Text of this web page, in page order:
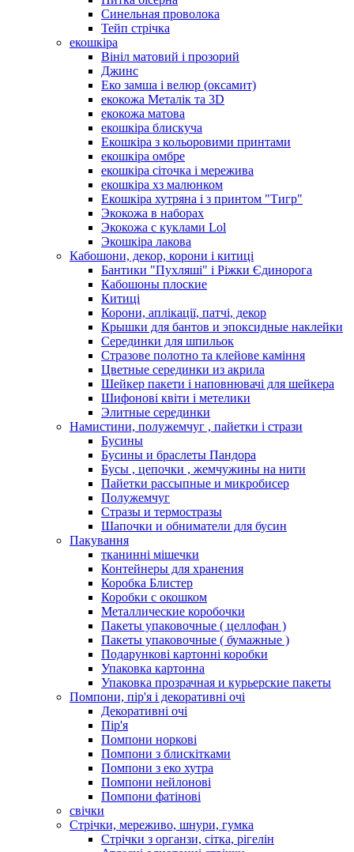
Синельная проволока
Тейп стрічка
екошкіра
Вініл матовий і прозорий
Джинс
Еко замша і велюр (оксамит)
екокожа Металік та 3D
екокожа матова
екошкіра блискуча
Екошкіра з кольоровими принтами
екошкіра омбре
екошкіра сіточка і мережива
екошкіра хз малюнком
Екошкіра хутряна і з принтом "Тигр"
Экокожа в наборах
Экокожа с куклами Lol
Экошкiра лакова
Кабошони, декор, корони і китиці
Бантики "Пухляші" і Ріжки Єдинорога
Кабошоны плоские
Китиці
Корони, аплікації, патчі, декор
Крышки для бантов и эпоксидные наклейки
Серединки для шпильок
Стразове полотно та клейове каміння
Цветные серединки из акрила
Шейкер пакети і наповнювачі для шейкера
Шифонові квіти і метелики
Элитные серединки
Намистини, полужемчуг , пайетки і стрази
Бусины
Бусины и браслеты Пандора
Бусы , цепочки , жемчужины на нити
Пайетки рассыпные и микробисер
Полужемчуг
Стразы и термостразы
Шапочки и обниматели для бусин
Пакування
тканинні мішечки
Контейнеры для хранения
Коробка Блистер
Коробки с окошком
Металлические коробочки
Пакеты упаковочные ( целлофан )
Пакеты упаковочные ( бумажные )
Подарункові картонні коробки
Упаковка картонна
Упаковка прозрачная и курьерские пакеты
Помпони, пір'я і декоративні очі
Декоративні очі
Пір'я
Помпони норкові
Помпони з блискітками
Помпони з еко хутра
Помпони нейлонові
Помпони фатінові
свічки
Стрічки, мереживо, шнури, гумка
Стрічки з органзи, сітка, рігелін